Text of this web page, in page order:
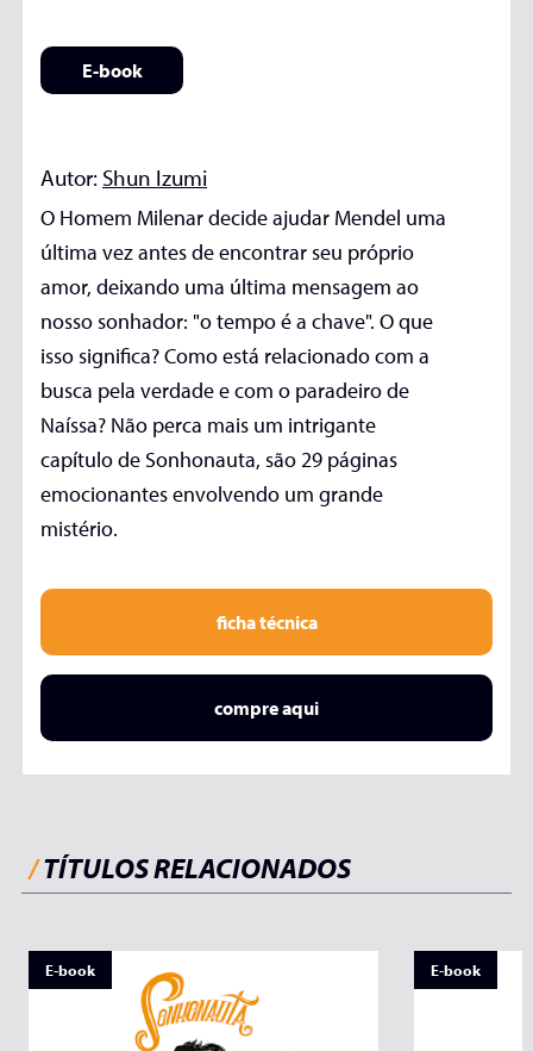
E-book
Autor: Shun Izumi
O Homem Milenar decide ajudar Mendel uma
última vez antes de encontrar seu próprio
amor, deixando uma última mensagem ao
nosso sonhador: "o tempo é a chave". O que
isso significa? Como está relacionado com a
busca pela verdade e com o paradeiro de
Naíssa? Não perca mais um intrigante
capítulo de Sonhonauta, são 29 páginas
emocionantes envolvendo um grande
mistério.
ficha técnica
compre aqui
/TÍTULOS RELACIONADOS
E-book E-book